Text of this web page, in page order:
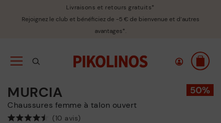
Livraisons et retours gratuits*
Rejoignez le club et bénéficiez de -5 € de bienvenue et d’autres
avantages*.
MURCIA
Chaussures femme à talon ouvert
(10 avis)